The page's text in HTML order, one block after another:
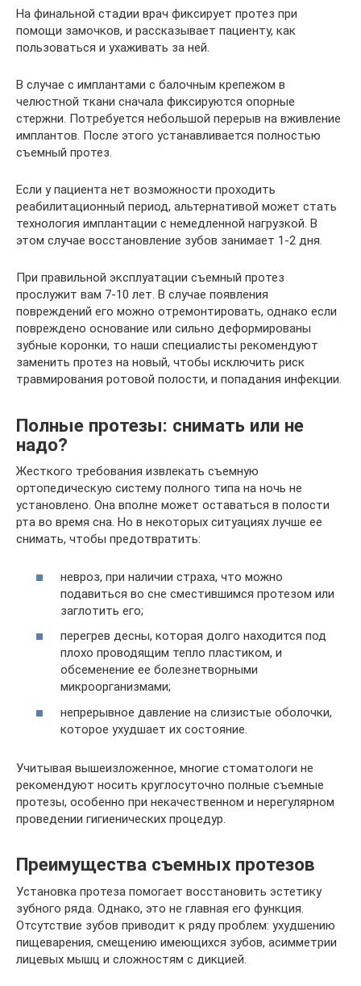
На финальной стадии врач фиксирует протез при
помощи замочков, и рассказывает пациенту, как
пользоваться и ухаживать за ней.
В случае с имплантами с балочным крепежом в
челюстной ткани сначала фиксируются опорные
стержни. Потребуется небольшой перерыв на вживление
имплантов. После этого устанавливается полностью
съемный протез.
Если у пациента нет возможности проходить
реабилитационный период, альтернативой может стать
технология имплантации с немедленной нагрузкой. В
этом случае восстановление зубов занимает 1-2 дня.
При правильной эксплуатации съемный протез
прослужит вам 7-10 лет. В случае появления
повреждений его можно отремонтировать, однако если
повреждено основание или сильно деформированы
зубные коронки, то наши специалисты рекомендуют
заменить протез на новый, чтобы исключить риск
травмирования ротовой полости, и попадания инфекции.
Полные протезы: снимать или не
надо?
Жесткого требования извлекать съемную
ортопедическую систему полного типа на ночь не
установлено. Она вполне может оставаться в полости
рта во время сна. Но в некоторых ситуациях лучше ее
снимать, чтобы предотвратить:
невроз, при наличии страха, что можно
подавиться во сне сместившимся протезом или
заглотить его;
перегрев десны, которая долго находится под
плохо проводящим тепло пластиком, и
обсеменение ее болезнетворными
микроорганизмами;
непрерывное давление на слизистые оболочки,
которое ухудшает их состояние.
Учитывая вышеизложенное, многие стоматологи не
рекомендуют носить круглосуточно полные съемные
протезы, особенно при некачественном и нерегулярном
проведении гигиенических процедур.
Преимущества съемных протезов
Установка протеза помогает восстановить эстетику
зубного ряда. Однако, это не главная его функция.
Отсутствие зубов приводит к ряду проблем: ухудшению
пищеварения, смещению имеющихся зубов, асимметрии
лицевых мышц и сложностям с дикцией.